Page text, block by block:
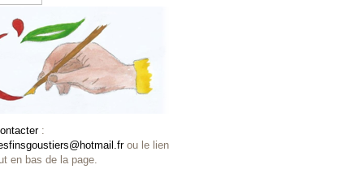
:
ou le lien
en bas de la page.